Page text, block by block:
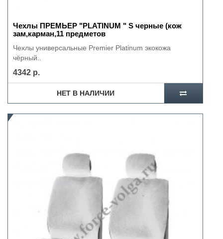
Чехлы ПРЕМЬЕР "PLATINUM " S черные (кож
зам,карман,11 предметов
Чехлы универсальные Premier Platinum экокожа
чёрный..
4342 р.
НЕТ В НАЛИЧИИ